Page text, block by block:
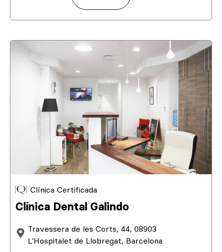
Clínica Certificada
Clínica Dental Galindo
Travessera de les Corts, 44, 08903
L'Hospitalet de Llobregat, Barcelona